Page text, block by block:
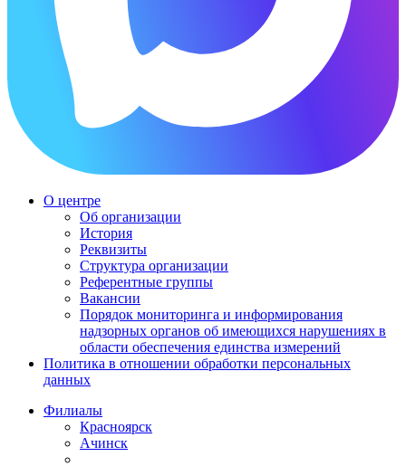
О центре
Об организации
История
Реквизиты
Структура организации
Референтные группы
Вакансии
Порядок мониторинга и информирования
надзорных органов об имеющихся нарушениях в
области обеспечения единства измерений
Политика в отношении обработки персональных
данных
Филиалы
Красноярск
Ачинск